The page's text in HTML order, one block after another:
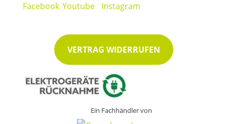
VERTRAG WIDERRUFEN
Ein Fachhändler von